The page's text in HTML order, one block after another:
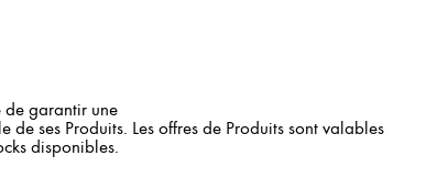
de garantir une
ses Produits. Les offres de Produits sont valables
disponibles.